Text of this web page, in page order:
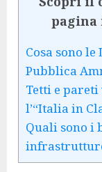
pagina
Cosa sono le
Pubblica
Tetti e
l’“Italia in
Quali sono i